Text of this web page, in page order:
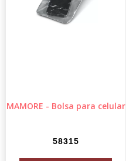
MAMORE - Bolsa para celular
58315